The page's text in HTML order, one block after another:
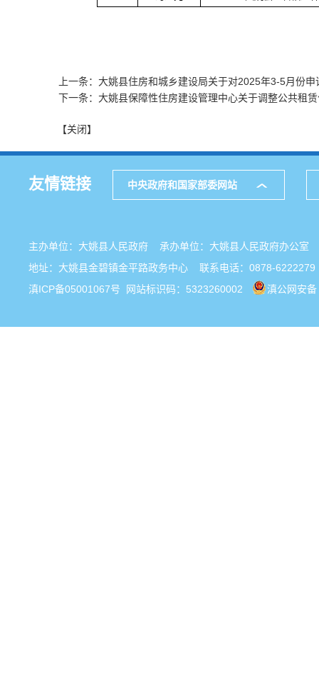
上一条：大姚县住房和城乡建设局关于对2025年3-5月份
下一条：大姚县保障性住房建设管理中心关于调整公共租
【关闭】
友情链接 中央政府和国家部委网站
主办单位：大姚县人民政府 承办单位：大姚县人民政府办公
地址：大姚县金碧镇金平路政务中心 联系电话：0878-6222279
滇ICP备05001067号 网站标识码：5323260002 滇公网安